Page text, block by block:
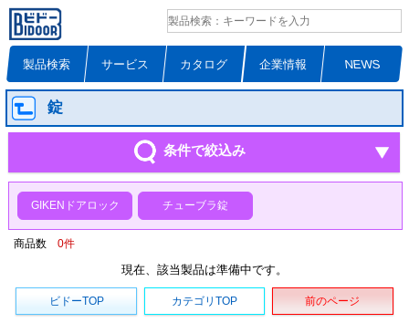
製品検索 サービス カタログ 企業情報 NEWS
錠
条件で絞込み
GIKENドアロック チューブラ錠
商品数 0件
現在、該当製品は準備中です。
ビドーTOP カテゴリTOP 前のページ